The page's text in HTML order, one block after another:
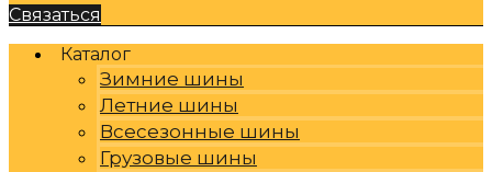
Связаться
Каталог
Зимние шины
Летние шины
Всесезонные шины
Грузовые шины